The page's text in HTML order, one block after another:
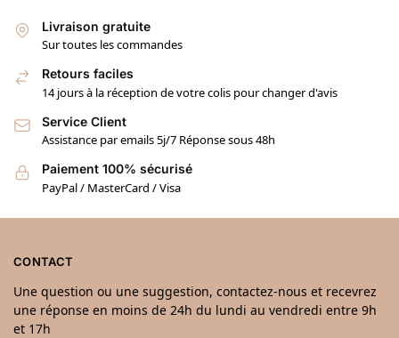
Livraison gratuite
Sur toutes les commandes
Retours faciles
14 jours à la réception de votre colis pour changer d'avis
Service Client
Assistance par emails 5j/7 Réponse sous 48h
Paiement 100% sécurisé
PayPal / MasterCard / Visa
CONTACT
Une question ou une suggestion, contactez-nous et recevrez
une réponse en moins de 24h du lundi au vendredi entre 9h
et 17h